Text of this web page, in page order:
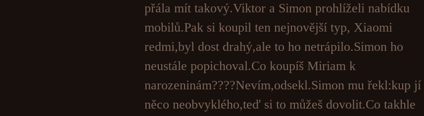
přála mít takový.Viktor a Simon prohlíželi nabídku
mobilů.Pak si koupil ten nejnovější typ, Xiaomi
redmi,byl dost drahý,ale to ho netrápilo.Simon ho
neustále popichoval.Co koupíš Miriam k
narozeninám????Nevím,odsekl.Simon mu řekl:kup jí
něco neobvyklého,teď si to můžeš dovolit.Co takhle